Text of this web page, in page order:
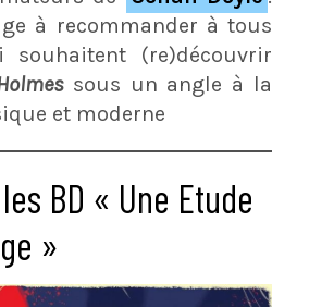
à recommander à tous
souhaitent (re)découvrir
sous un angle à la
et moderne
BD « Une Etude
»